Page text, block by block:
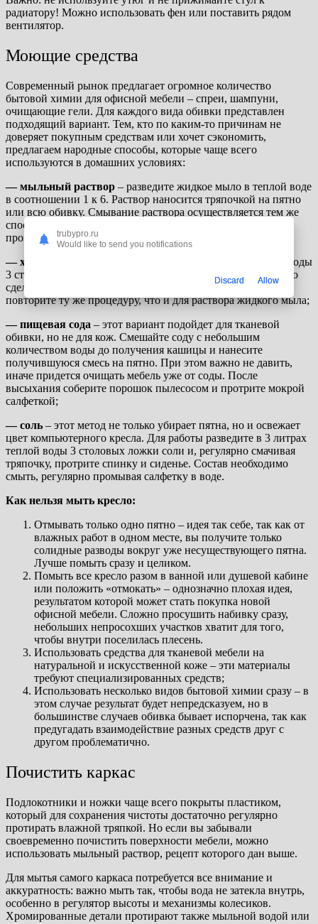
радиатору! Можно использовать фен или поставить рядом
вентилятор.
Моющие средства
Современный рынок предлагает огромное количество
бытовой химии для офисной мебели – спреи, шампуни,
очищающие гели. Для каждого вида обивки представлен
подходящий вариант. Тем, кто по каким-то причинам не
доверяет покупным средствам или хочет сэкономить,
предлагаем народные способы, которые чаще всего
используются в домашних условиях:
— мыльный раствор – разведите жидкое мыло в теплой воде
в соотношении 1 к 6. Раствор наносится тряпочкой на пятно
или всю обивку. Смывание раствора осуществляется тем же
способом, что и нанесение, при этом важно постоянно
прополаскивать салфетку в чистой воде;
— хозяйственное мыло
– полностью растворите в ведре воды
3 столовых ложки стружек хозяйственного мыла (их можно
сделать самостоятельно или купить уже готовые). Затем
повторите ту же процедуру, что и для раствора жидкого мыла;
— пищевая сода – этот вариант подойдет для тканевой
обивки, но не для кож. Смешайте соду с небольшим
количеством воды до получения кашицы и нанесите
получившуюся смесь на пятно. При этом важно не давить,
иначе придется очищать мебель уже от соды. После
высыхания соберите порошок пылесосом и протрите мокрой
салфеткой;
— соль – этот метод не только убирает пятна, но и освежает
цвет компьютерного кресла. Для работы разведите в 3 литрах
теплой воды 3 столовых ложки соли и, регулярно смачивая
тряпочку, протрите спинку и сиденье. Состав необходимо
смыть, регулярно промывая салфетку в воде.
Как нельзя мыть кресло:
Отмывать только одно пятно – идея так себе, так как от
влажных работ в одном месте, вы получите только
солидные разводы вокруг уже несуществующего пятна.
Лучше помыть сразу и целиком.
Помыть все кресло разом в ванной или душевой кабине
или положить «отмокать» – однозначно плохая идея,
результатом которой может стать покупка новой
офисной мебели. Сложно просушить набивку сразу,
небольших непросохших участков хватит для того,
чтобы внутри поселилась плесень.
Использовать средства для тканевой мебели на
натуральной и искусственной коже – эти материалы
требуют специализированных средств;
Использовать несколько видов бытовой химии сразу – в
этом случае результат будет непредсказуем, но в
большинстве случаев обивка бывает испорчена, так как
предугадать взаимодействие разных средств друг с
другом проблематично.
Почистить каркас
Подлокотники и ножки чаще всего покрыты пластиком,
который для сохранения чистоты достаточно регулярно
протирать влажной тряпкой. Но если вы забывали
своевременно почистить поверхности мебели, можно
использовать мыльный раствор, рецепт которого дан выше.
Для мытья самого каркаса потребуется все внимание и
аккуратность: важно мыть так, чтобы вода не затекла внутрь,
особенно в регулятор высоты и механизмы колесиков.
Хромированные детали протирают также мыльной водой или
trubypro.ru
Would like to send you notifications
Discard Allow